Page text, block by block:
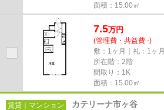
面積：15.00㎡
7.5万円
(管理費・共益費 -)
敷：1ヶ月｜礼：1ヶ月
所在階：2階
間取り：1K
面積：15.00㎡
賃貸｜マンション カテリーナ市ヶ谷